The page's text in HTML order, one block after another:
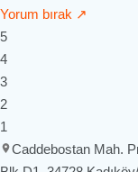
Yorum bırak ↗
5
4
3
2
1
Caddebostan Mah.